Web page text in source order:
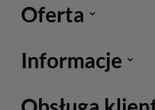
Oferta
Informacje